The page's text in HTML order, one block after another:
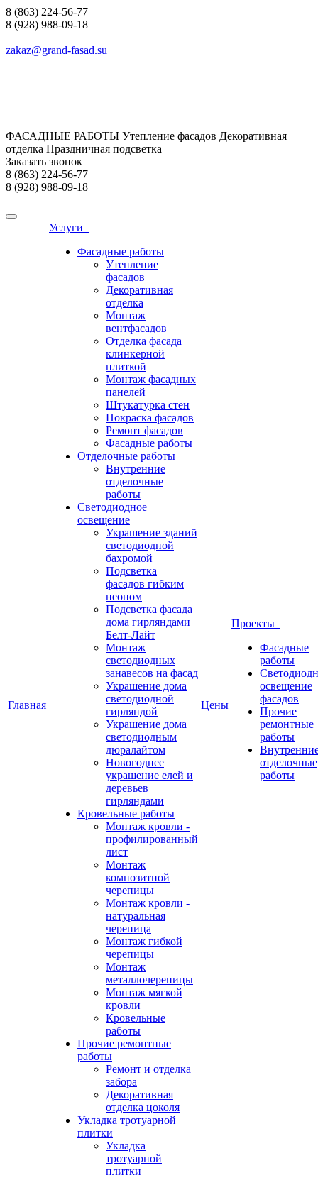
8 (863) 224-56-77
8 (928) 988-09-18
zakaz@grand-fasad.su
ФАСАДНЫЕ РАБОТЫ Утепление фасадов Декоративная
отделка Праздничная подсветка
Заказать звонок
8 (863) 224-56-77
8 (928) 988-09-18
Главная
Услуги
Фасадные работы
Утепление
фасадов
Декоративная
отделка
Монтаж
вентфасадов
Отделка фасада
клинкерной
плиткой
Монтаж фасадных
панелей
Штукатурка стен
Покраска фасадов
Ремонт фасадов
Фасадные работы
Отделочные работы
Внутренние
отделочные
работы
Светодиодное
освещение
Украшение зданий
светодиодной
бахромой
Подсветка
фасадов гибким
неоном
Подсветка фасада
дома гирляндами
Белт-Лайт
Монтаж
светодиодных
занавесов на фасад
Украшение дома
светодиодной
гирляндой
Украшение дома
светодиодным
дюралайтом
Новогоднее
украшение елей и
деревьев
гирляндами
Кровельные работы
Монтаж кровли -
профилированный
лист
Монтаж
композитной
черепицы
Монтаж кровли -
натуральная
черепица
Монтаж гибкой
черепицы
Монтаж
металлочерепицы
Монтаж мягкой
кровли
Кровельные
работы
Прочие ремонтные
работы
Ремонт и отделка
забора
Декоративная
отделка цоколя
Укладка тротуарной
плитки
Укладка
тротуарной
плитки
Цены
Проекты
Фасадные
работы
освещение
фасадов
Прочие
ремонтные
работы
отделочные
работы